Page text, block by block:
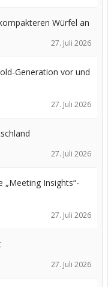
Würfel an
27. Juli 2026
Generation vor und
27. Juli 2026
27. Juli 2026
Insights“-
27. Juli 2026
27. Juli 2026